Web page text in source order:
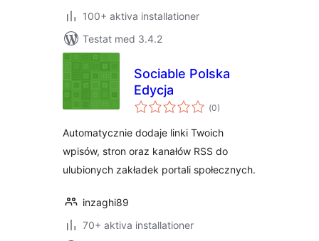
100+ aktiva installationer
Testat med 3.4.2
Sociable Polska
Edycja
(Totalt
antal
0)
Automatycznie dodaje linki Twoich
wpisów, stron oraz kanałów RSS do
ulubionych zakładek portali społecznych.
inzaghi89
70+ aktiva installationer